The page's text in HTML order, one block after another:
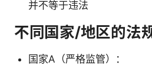
并不等于违法
不同国家/地区的法
国家A（严格监管）：